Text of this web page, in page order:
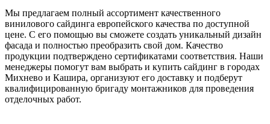
Мы предлагаем полный ассортимент качественного
винилового сайдинга европейского качества по доступной
цене. С его помощью вы сможете создать уникальный дизайн
фасада и полностью преобразить свой дом. Качество
продукции подтверждено сертификатами соответствия. Наши
менеджеры помогут вам выбрать и купить сайдинг в городах
Михнево и Кашира, организуют его доставку и подберут
квалифицированную бригаду монтажников для проведения
отделочных работ.